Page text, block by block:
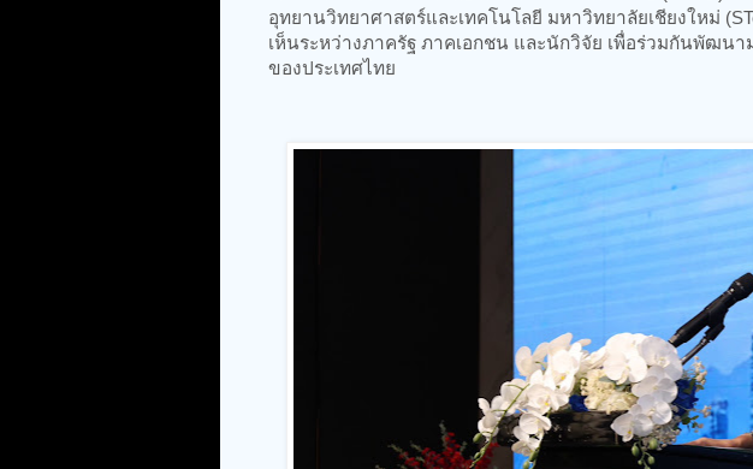
อุทยานวิทยาศาสตร์และเทคโนโลยี มหาวิทยาลัยเชียงใหม่
เห็นระหว่างภาครัฐ ภาคเอกชน และนักวิจัย เพื่อร่วมกันพัฒน
ของประเทศไทย